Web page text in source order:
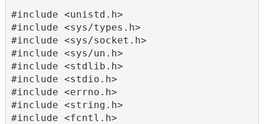
#include <unistd.h>
#include <sys/types.h>
#include <sys/socket.h>
#include <sys/un.h>
#include <stdlib.h>
#include <stdio.h>
#include <errno.h>
#include <string.h>
#include <fcntl.h>